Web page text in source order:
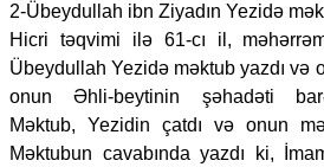
2-Übeydullah ibn Ziyadın Yezidə
Hicri təqvimi ilə 61-cı il,
Übeydullah Yezidə məktub yazdı və
onun Əhli-beytinin şəhadəti
Məktub, Yezidin çatdı və onun
Məktubun cavabında yazdı ki,